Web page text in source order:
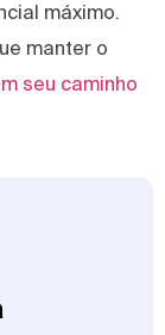
máximo.
manter o
seu caminho